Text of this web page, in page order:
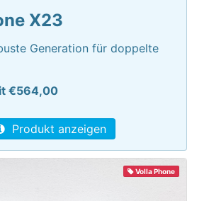
X23
Generation für doppelte
€564,00
Produkt anzeigen
Volla Phone